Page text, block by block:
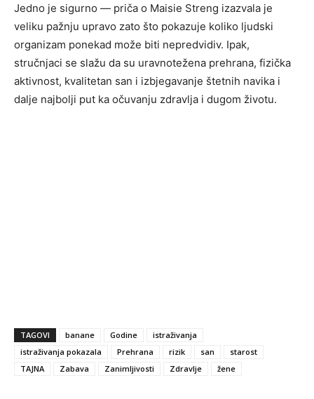
Jedno je sigurno — priča o Maisie Streng izazvala je
veliku pažnju upravo zato što pokazuje koliko ljudski
organizam ponekad može biti nepredvidiv. Ipak,
stručnjaci se slažu da su uravnotežena prehrana, fizička
aktivnost, kvalitetan san i izbjegavanje štetnih navika i
dalje najbolji put ka očuvanju zdravlja i dugom životu.
TAGOVI banane Godine
istraživanja
istraživanja pokazala
Prehrana rizik san
starost
TAJNA
Zabava Zanimljivosti Zdravlje žene